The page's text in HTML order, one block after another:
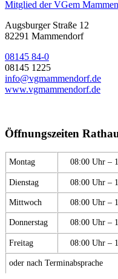
Mitglied der VGem
Augsburger Straße 12
82291 Mammendorf
08145 84-0
08145 1225
info@vgmammendorf.de
www.vgmammendorf.de
Öffnungszeiten
Montag 08:00 Uhr –
Dienstag 08:00 Uhr –
Mittwoch 08:00 Uhr –
Donnerstag 08:00 Uhr –
Freitag 08:00 Uhr –
oder nach Terminabsprache